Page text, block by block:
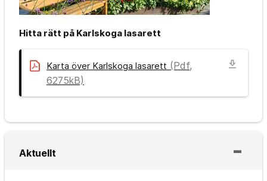
Hitta rätt på Karlskoga lasarett
Karta över Karlskoga lasarett (Pdf,
6275kB)
download
Aktuellt